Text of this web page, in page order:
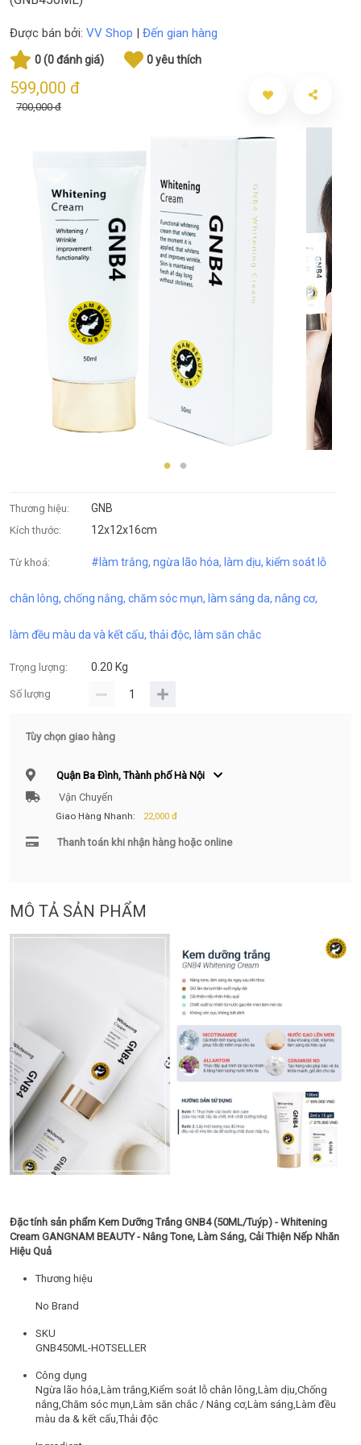
Được bán bởi: VV Shop | Đến gian hàng
0 (0 đánh giá) 0 yêu thích
599,000 đ
700,000 đ
Thương hiệu: GNB
Kích thước: 12x12x16cm
Từ khoá: # làm trắng, ngừa lão hóa, làm dịu, kiểm soát lỗ
chân lông, chống nắng, chăm sóc mụn, làm sáng da, nâng cơ,
làm đều màu da và kết cấu, thải độc, làm săn chắc
Trọng lượng: 0.20 Kg
Số lượng
Tùy chọn giao hàng
Quận Ba Đình, Thành phố Hà Nội
Vận Chuyển
Giao Hàng Nhanh: 22,000 đ
Thanh toán khi nhận hàng hoặc online
MÔ TẢ SẢN PHẨM
Đặc tính sản phẩm Kem Dưỡng Trắng GNB4 (50ML/Tuýp) - Whitening
Cream GANGNAM BEAUTY - Nâng Tone, Làm Sáng, Cải Thiện Nếp Nhăn
Hiệu Quả
Thương hiệu
No Brand
SKU
GNB450ML-HOTSELLER
Công dụng
Ngừa lão hóa,Làm trắng,Kiểm soát lỗ chân lông,Làm dịu,Chống
nắng,Chăm sóc mụn,Làm săn chắc / Nâng cơ,Làm sáng,Làm đều
màu da & kết cấu,Thải độc